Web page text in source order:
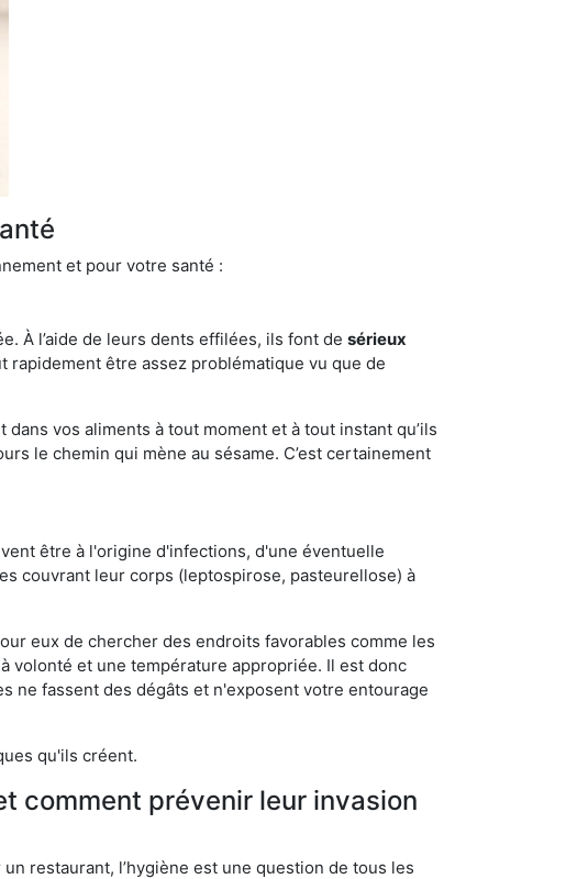
et pour votre santé :
À l’aide de leurs dents effilées, ils font de sérieux
rapidement être assez problématique vu que de
vos aliments à tout moment et à tout instant qu’ils
le chemin qui mène au sésame. C’est certainement
être à l'origine d'infections, d'une éventuelle
couvrant leur corps (leptospirose, pasteurellose) à
eux de chercher des endroits favorables comme les
volonté et une température appropriée. Il est donc
ne fassent des dégâts et n'exposent votre entourage
qu'ils créent.
comment prévenir leur invasion
restaurant, l’hygiène est une question de tous les